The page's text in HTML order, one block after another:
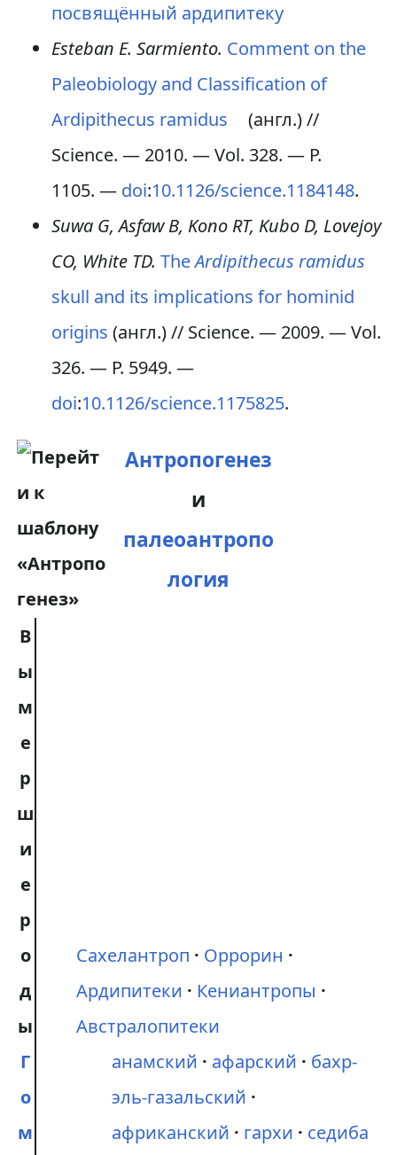
посвящённый ардипитеку
Esteban E. Sarmiento. Comment on the
Paleobiology and Classification of
Ardipithecus ramidus
(англ.)//
Science. — 2010. —Vol. 328. — P.
1105. — doi:10.1126/science.1184148.
Suwa G, Asfaw B, Kono RT, Kubo D, Lovejoy
CO, White TD. TheArdipithecus ramidus
skull and its implications for hominid
origins (англ.)// Science. — 2009. —Vol.
326. — P. 5949. —
doi:10.1126/science.1175825.
Антропогенез
и
палеоантропо
логия
В
ы
м
е
р
ш
и
е
р
о
д
ы
Г
о
м
Сахелантроп
Оррорин
Ардипитеки
Кениантропы
Австралопитеки
анамский
афарский
бахр-
эль-газальский
африканский
гархи седиба